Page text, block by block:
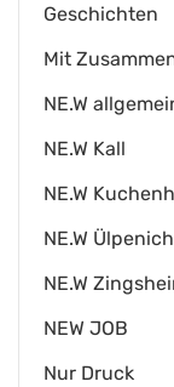
Geschichten
Mit
NE.W
NE.W Kall
NE.W
NE.W Ülpenich
NE.W
NEW JOB
Nur Druck